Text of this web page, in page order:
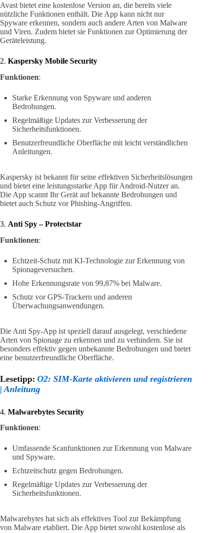
Avast bietet eine kostenlose Version an, die bereits viele
nützliche Funktionen enthält. Die App kann nicht nur
Spyware erkennen, sondern auch andere Arten von Malware
und Viren. Zudem bietet sie Funktionen zur Optimierung der
Geräteleistung.
2. Kaspersky Mobile Security
Funktionen:
Starke Erkennung von Spyware und anderen
Bedrohungen.
Regelmäßige Updates zur Verbesserung der
Sicherheitsfunktionen.
Benutzerfreundliche Oberfläche mit leicht verständlichen
Anleitungen.
Kaspersky ist bekannt für seine effektiven Sicherheitslösungen
und bietet eine leistungsstarke App für Android-Nutzer an.
Die App scannt Ihr Gerät auf bekannte Bedrohungen und
bietet auch Schutz vor Phishing-Angriffen.
3. Anti Spy – Protectstar
Funktionen:
Echtzeit-Schutz mit KI-Technologie zur Erkennung von
Spionageversuchen.
Hohe Erkennungsrate von 99,87% bei Malware.
Schutz vor GPS-Trackern und anderen
Überwachungsanwendungen.
Die Anti Spy-App ist speziell darauf ausgelegt, verschiedene
Arten von Spionage zu erkennen und zu verhindern. Sie ist
besonders effektiv gegen unbekannte Bedrohungen und bietet
eine benutzerfreundliche Oberfläche.
Lesetipp: O2: SIM-Karte aktivieren und registrieren
| Anleitung
4. Malwarebytes Security
Funktionen:
Umfassende Scanfunktionen zur Erkennung von Malware
und Spyware.
Echtzeitschutz gegen Bedrohungen.
Regelmäßige Updates zur Verbesserung der
Sicherheitsfunktionen.
Malwarebytes hat sich als effektives Tool zur Bekämpfung
von Malware etabliert. Die App bietet sowohl kostenlose als